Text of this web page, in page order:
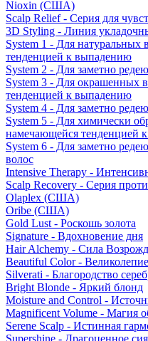
Nioxin (США)
Scalp Relief - Серия для
3D Styling - Линия
System 1 - Для натуральных
тенденцией к выпадению
System 2 - Для заметно
System 3 - Для окрашенных
тенденцией к выпадению
System 4 - Для заметно
System 5 - Для химически
намечающейся тенденцией
System 6 - Для заметно
волос
Intensive Therapy -
Scalp Recovery - Серия
Olaplex (США)
Oribe (США)
Gold Lust - Роскошь золота
Signature - Вдохновение дня
Hair Alchemy - Сила
Beautiful Color -
Silverati - Благородство
Bright Blonde - Яркий блонд
Moisture and Control -
Magnificent Volume - Магия
Serene Scalp - Истинная
Supershine - Драгоценное